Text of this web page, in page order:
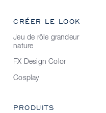
CRÉER LE LOOK
Jeu de rôle grandeur
nature
FX Design Color
Cosplay
PRODUITS